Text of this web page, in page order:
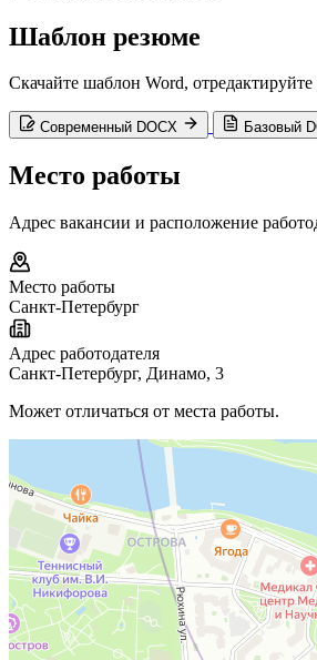
Шаблон резюме
Скачайте шаблон Word,
Современный DOCX Базовый
Место работы
Адрес вакансии и расположение
Место работы
Санкт-Петербург
Адрес работодателя
Санкт-Петербург, Динамо, 3
Может отличаться от места работы.